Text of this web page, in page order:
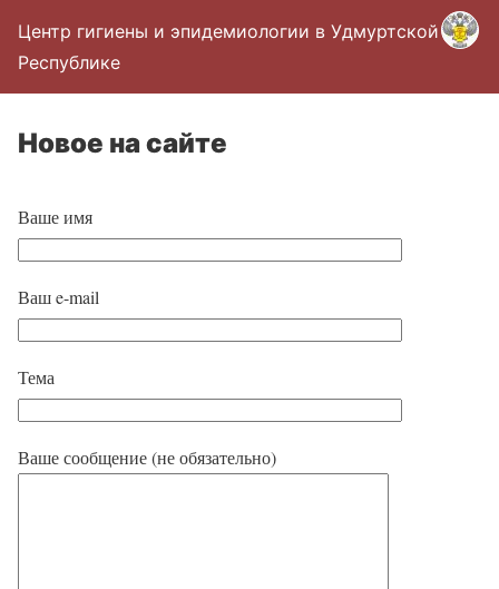
Центр гигиены и эпидемиологии в Удмуртской
Республике
Новое на сайте
Ваше имя
Ваш e-mail
Тема
Ваше сообщение (не обязательно)